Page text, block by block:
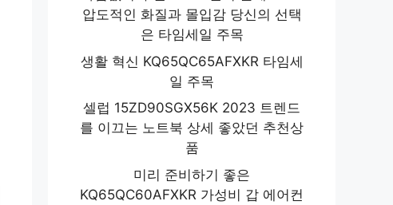
압도적인 화질과 몰입감 당신의 선택
은 타임세일 주목
생활 혁신 KQ65QC65AFXKR 타임세
일 주목
셀럽 15ZD90SGX56K 2023 트렌드
를 이끄는 노트북 상세 좋았던 추천상
품
미리 준비하기 좋은
KQ65QC60AFXKR 가성비 갑 에어컨